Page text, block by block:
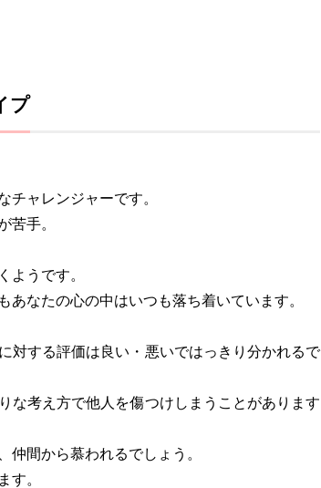
プ
チャレンジャーです。
苦手。
ようです。
なたの心の中はいつも落ち着いています。
対する評価は良い・悪いではっきり分かれるで
な考え方で他人を傷つけしまうことがあります
間から慕われるでしょう。
す。